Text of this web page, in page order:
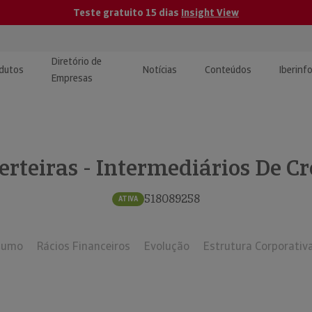
Teste gratuito 15 dias Insight View
e Monitorização de
Diretório de
Empresas
Notícias Conteúdos
| Estudos e
- Intermediários De
ATIVA 518089258
Rácios Financeiros Evolução Estrutura Corporativa